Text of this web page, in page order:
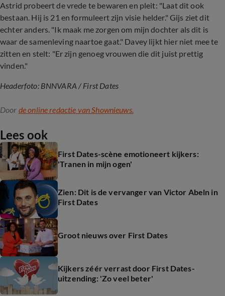
Astrid probeert de vrede te bewaren en pleit: "Laat dit ook
bestaan. Hij is 21 en formuleert zijn visie helder." Gijs ziet dit
echter anders. "Ik maak me zorgen om mijn dochter als dit is
waar de samenleving naartoe gaat." Davey lijkt hier niet mee te
zitten en stelt: "Er zijn genoeg vrouwen die dit juist prettig
vinden."
Headerfoto: BNNVARA / First Dates
Door de online redactie van Shownieuws.
Lees ook
First Dates-scène emotioneert kijkers:
'Tranen in mijn ogen'
Zien: Dit is de vervanger van Victor Abeln in
First Dates
Groot nieuws over First Dates
Kijkers zéér verrast door First Dates-
uitzending: 'Zo veel beter'